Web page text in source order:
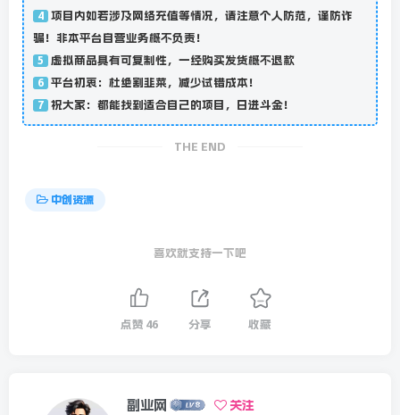
4 项目内如若涉及网络充值等情况，请注意个人防范，谨防诈
骗！非本平台自营业务概不负责！
5 虚拟商品具有可复制性，一经购买发货概不退款
6 平台初衷：杜绝割韭菜，减少试错成本！
7 祝大家：都能找到适合自己的项目，日进斗金！
THE END
中创资源
喜欢就支持一下吧
点赞 46 分享 收藏
副业网 关注